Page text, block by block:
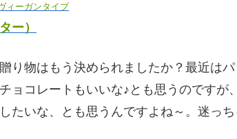
ィーガンタイプ
ー）
り物はもう決められましたか？最近は
ョコレートもいいな♪とも思うのですが
たいな、とも思うんですよね～。迷っち